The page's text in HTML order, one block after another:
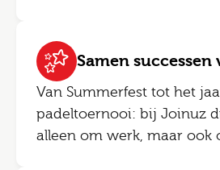
Samen successen
Van Summerfest tot het
padeltoernooi: bij Joinuz
alleen om werk, maar ook